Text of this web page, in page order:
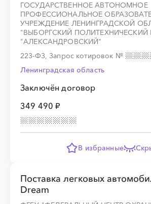
ГОСУДАРСТВЕННОЕ АВТОНОМНОЕ
ПРОФЕССИОНАЛЬНОЕ
УЧРЕЖДЕНИЕ ЛЕНИНГРАДСКОЙ
"ВЫБОРГСКИЙ
"АЛЕКСАНДРОВСКИЙ"
223-ФЗ, Запрос котировок №
Ленинградская область
Заключён договор
349 490 ₽
В избранные
Поставка легковых
Dream
░
░
░
░
░
░
░
░
░
░
░